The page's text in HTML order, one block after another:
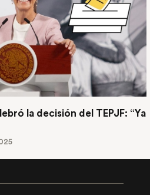
la decisión del TEPJF: “Ya